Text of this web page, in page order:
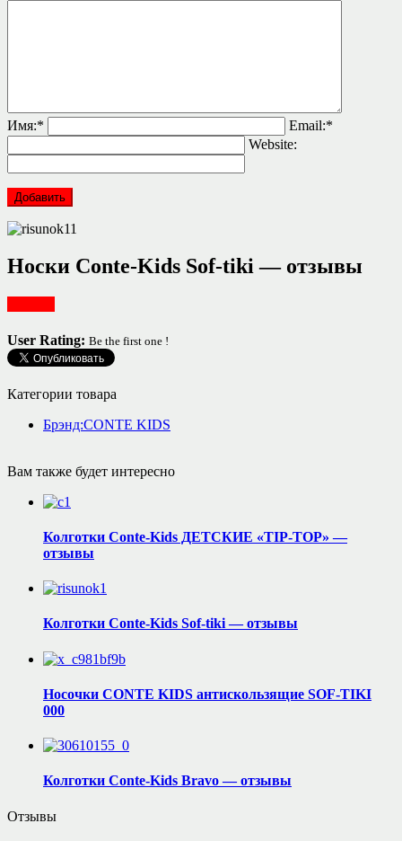
Имя:* Email:*
Website:
Носки Conte-Kids Sof-tiki — отзывы
User Rating: Be the first one !
Категории товара
Брэнд:CONTE KIDS
Вам также будет интересно
Колготки Conte-Kids ДЕТСКИЕ «TIP-TOP» —
отзывы
Колготки Conte-Kids Sof-tiki — отзывы
Носочки CONTE KIDS антискользящие SOF-TIKI
000
Колготки Conte-Kids Bravo — отзывы
Отзывы